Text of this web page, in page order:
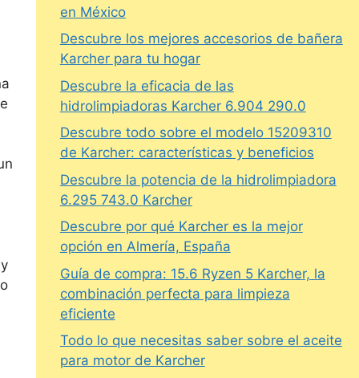
en México
Descubre los mejores accesorios de bañera
Karcher para tu hogar
Descubre la eficacia de las
hidrolimpiadoras Karcher 6.904 290.0
Descubre todo sobre el modelo 15209310
de Karcher: características y beneficios
Descubre la potencia de la hidrolimpiadora
6.295 743.0 Karcher
Descubre por qué Karcher es la mejor
opción en Almería, España
Guía de compra: 15.6 Ryzen 5 Karcher, la
combinación perfecta para limpieza
eficiente
Todo lo que necesitas saber sobre el aceite
para motor de Karcher